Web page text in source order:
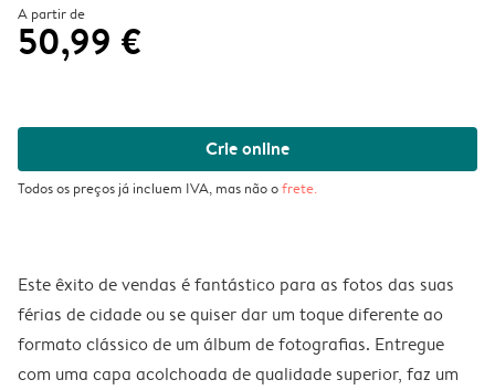
A partir de
50,99 €
Crie online
Todos os preços já incluem IVA, mas não ofrete.
Este êxito de vendas é fantástico para as fotos das suas
férias de cidade ou se quiser dar um toque diferente ao
formato clássico de um álbum de fotografias. Entregue
com uma capa acolchoada de qualidade superior, faz um